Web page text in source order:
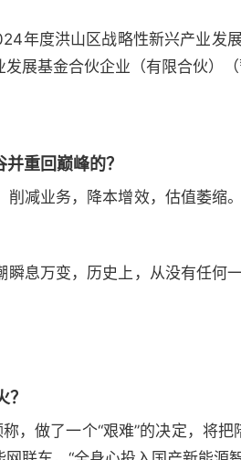
年度洪山区战略性新兴产业发
展基金合伙企业（有限合伙）（
重回巅峰的？
减业务，降本增效，估值萎缩
息万变，历史上，从没有任何
，做了一个“艰难”的决定，将